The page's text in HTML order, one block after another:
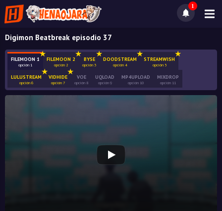
1
Digimon Beatbreak episodio 37
FILEMOON 1
opción 1
FILEMOON 2
opción 2
BYSE
opción 3
DOODSTREAM
opción 4
STREAMWISH
opción 5
LULUSTREAM
opción 6
VIDHIDE
opción 7
VOE
opción 8
UQLOAD
opción 9
MP4UPLOAD
opción 10
MIXDROP
opción 11